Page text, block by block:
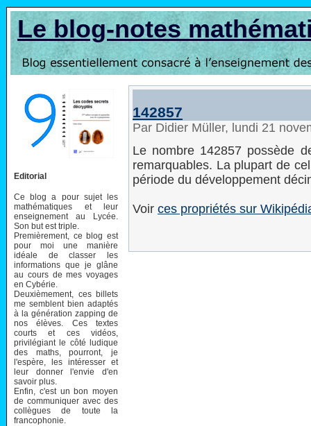
Le blog-notes
Editorial
Ce blog a pour sujet les
mathématiques et leur
enseignement au Lycée.
Son but est triple.
Premièrement, ce blog est
pour moi une manière
idéale de classer les
informations que je glâne
au cours de mes voyages
en Cybérie.
Deuxièmement, ces billets
me semblent bien adaptés
à la génération zapping de
nos élèves. Ces textes
courts et ces vidéos,
privilégiant le côté ludique
des maths, pourront, je
l'espère, les intéresser et
leur donner l'envie d'en
savoir plus.
Enfin, c'est un bon moyen
de communiquer avec des
collègues de toute la
francophonie.
142857
Par Didier Müller, lundi 21
Le nombre 142857 possède
remarquables. La plupart de
période du développement
Voir ces propriétés sur